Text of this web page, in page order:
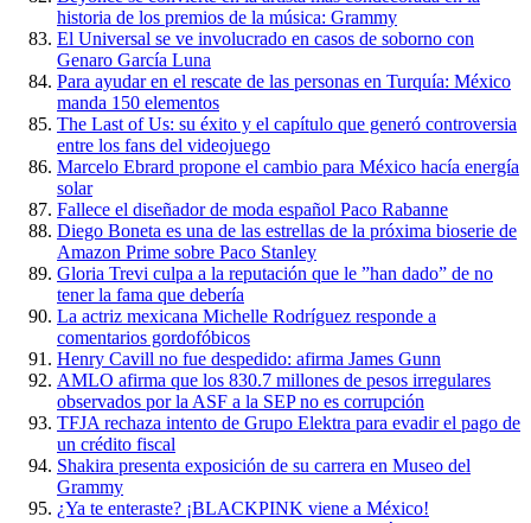
historia de los premios de la música: Grammy
El Universal se ve involucrado en casos de soborno con
Genaro García Luna
Para ayudar en el rescate de las personas en Turquía: México
manda 150 elementos
The Last of Us: su éxito y el capítulo que generó controversia
entre los fans del videojuego
Marcelo Ebrard propone el cambio para México hacía energía
solar
Fallece el diseñador de moda español Paco Rabanne
Diego Boneta es una de las estrellas de la próxima bioserie de
Amazon Prime sobre Paco Stanley
Gloria Trevi culpa a la reputación que le ”han dado” de no
tener la fama que debería
La actriz mexicana Michelle Rodríguez responde a
comentarios gordofóbicos
Henry Cavill no fue despedido: afirma James Gunn
AMLO afirma que los 830.7 millones de pesos irregulares
observados por la ASF a la SEP no es corrupción
TFJA rechaza intento de Grupo Elektra para evadir el pago de
un crédito fiscal
Shakira presenta exposición de su carrera en Museo del
Grammy
¿Ya te enteraste? ¡BLACKPINK viene a México!